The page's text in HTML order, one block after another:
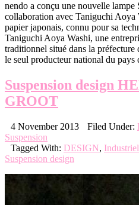
nendo a conçu une nouvelle
collaboration avec Taniguchi Aoya
papier japonais, connu pour sa
Taniguchi Aoya Washi, une
traditionnel situé dans la préfecture
le seul producteur national du
Suspension design
GROOT
4 November 2013 Filed Under:
Suspension
Tagged With: DESIGN, Industriel
Suspension design